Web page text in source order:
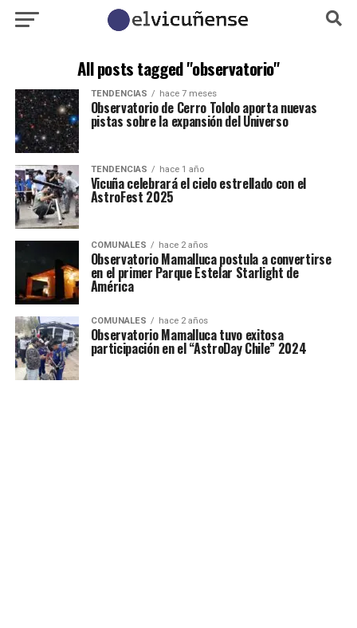
All posts tagged "observatorio"
TENDENCIAS hace 7 meses
Observatorio de Cerro Tololo aporta nuevas
pistas sobre la expansión del Universo
TENDENCIAS hace 1 año
Vicuña celebrará el cielo estrellado con el
AstroFest 2025
COMUNALES hace 2 años
Observatorio Mamalluca postula a convertirse
en el primer Parque Estelar Starlight de
América
COMUNALES hace 2 años
Observatorio Mamalluca tuvo exitosa
participación en el “AstroDay Chile” 2024